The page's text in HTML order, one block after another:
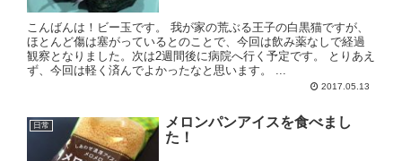
こんばんは！ビー玉です。 我が家の荒ぶる王子の白黒猫ですが、
ほとんど傷は塞がっているとのことで、今回は飲み薬なしで経過
観察となりました。次は2週間後に病院へ行く予定です。 とりあえ
ず、今回は軽く済んでよかったなと思います。 ...
2017.05.13
日常
メロンパンアイスを食べまし
た！